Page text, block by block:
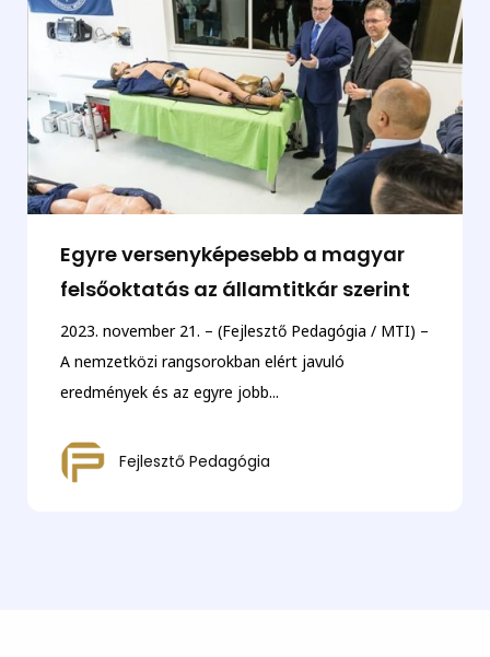
Egyre versenyképesebb a magyar
felsőoktatás az államtitkár szerint
2023. november 21. – (Fejlesztő Pedagógia / MTI) –
A nemzetközi rangsorokban elért javuló
eredmények és az egyre jobb...
Fejlesztő Pedagógia